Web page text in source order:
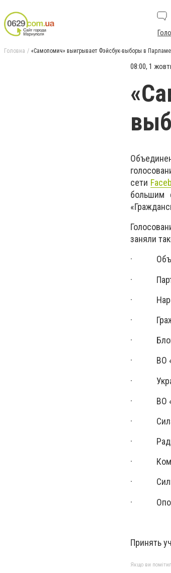
Головна «Самопомич» выигрывает Фэйсбук-выборы в
08:00, 1
сети
большим
заняли
·
· Партия
·
·
· Блок
· ВО
·
· ВО
· Сила
·
·
·
·
Принять
Якщо ви